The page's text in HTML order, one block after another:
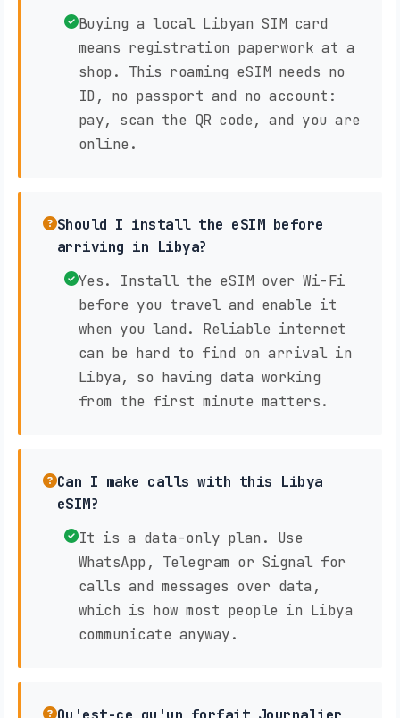
Buying a local Libyan SIM card
means registration paperwork at a
shop. This roaming eSIM needs no
ID, no passport and no account:
pay, scan the QR code, and you are
online.
Should I install the eSIM before
arriving in Libya?
Yes. Install the eSIM over Wi-Fi
before you travel and enable it
when you land. Reliable internet
can be hard to find on arrival in
Libya, so having data working
from the first minute matters.
Can I make calls with this Libya
eSIM?
It is a data-only plan. Use
WhatsApp, Telegram or Signal for
calls and messages over data,
which is how most people in Libya
communicate anyway.